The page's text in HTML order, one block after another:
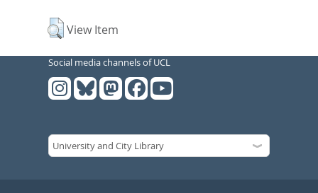
View Item
Social media channels of UCL